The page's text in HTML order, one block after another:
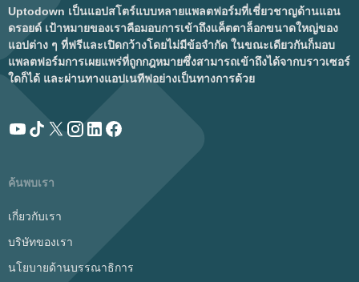
Uptodown เป็นแอปสโตร์แบบหลายแพลตฟอร์มที่เชี่ยวชาญด้านแอน
ดรอยด์ เป้าหมายของเราคือมอบการเข้าถึงแค็ตตาล็อกขนาดใหญ่ของ
แอปต่าง ๆ ที่ฟรีและเปิดกว้างโดยไม่มีข้อจำกัด ในขณะเดียวกันก็มอบ
แพลตฟอร์มการเผยแพร่ที่ถูกกฎหมายซึ่งสามารถเข้าถึงได้จากบราวเซอร์
ใดก็ได้ และผ่านทางแอปเนทีฟอย่างเป็นทางการด้วย
ค้นพบเรา
เกี่ยวกับเรา
บริษัทของเรา
นโยบายด้านบรรณาธิการ